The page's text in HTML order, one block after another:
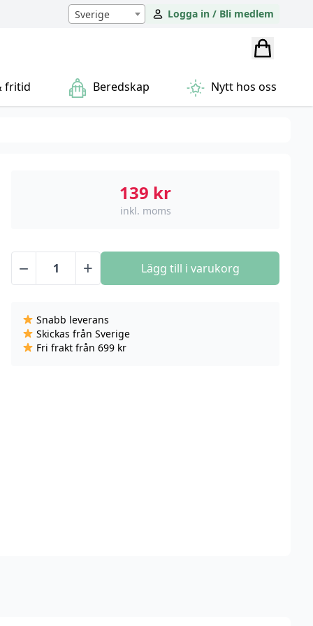
Sverige Logga in / Bli medlem
fritid Beredskap Nytt hos oss
139 kr
inkl. moms
−
Baseus
USB-
A
+ Lägg till i varukorg
Snabb leverans
Skickas från Sverige
Fri frakt från 699 kr